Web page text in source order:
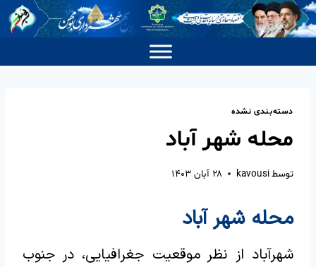
دسته‌بندی نشده
محله شهر آباد
توسطkavousi ۲۸ آبان ۱۴۰۳
محله شهر آباد
شهرآباد از نظر موقعیت جغرافیایی، در جنوب